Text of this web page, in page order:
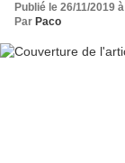
Publié le 26/11/2019
Par Paco